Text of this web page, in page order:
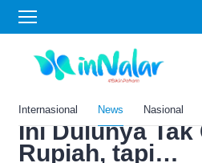
Internasional News Nasional
Home›News
Dulu Dikira
Singapura,
di Bintan
Ini Dulunya Tak
Rupiah, tapi…